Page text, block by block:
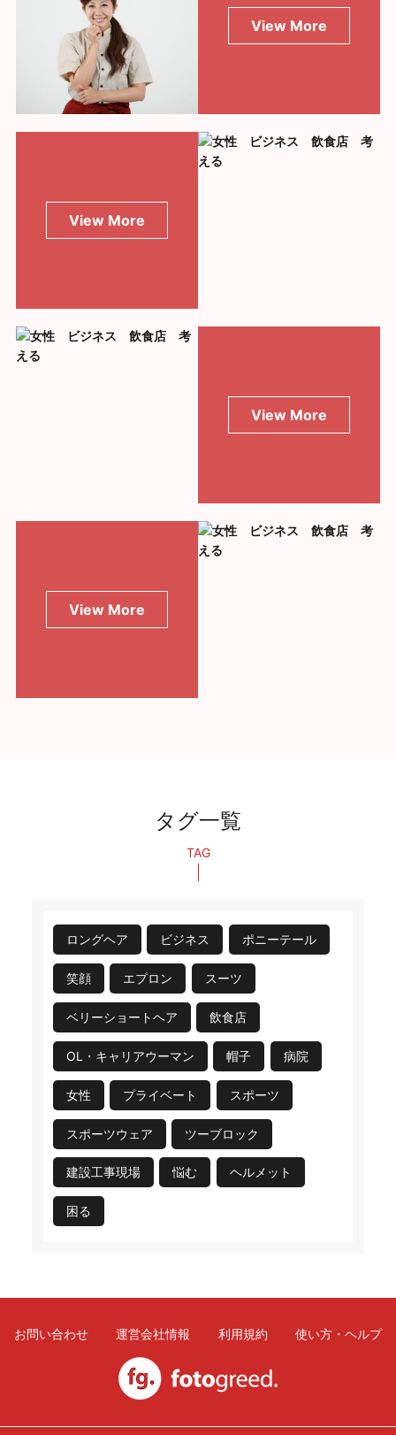
View More
View More
View More
View More
タグ一覧
TAG
ロングヘア ビジネス ポニーテール
笑顔 エプロン スーツ
ベリーショートヘア 飲食店
OL・キャリアウーマン 帽子 病院
女性 プライベート スポーツ
スポーツウェア ツーブロック
建設工事現場 悩む ヘルメット
困る
お問い合わせ 運営会社情報 利用規約 使い方・ヘルプ